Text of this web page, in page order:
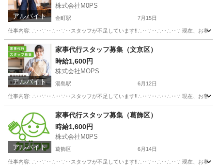
アルバイト
株式会社M0PS
金町駅 7月15日
仕事内容: ∴‥∵‥∴‥∵‥スタッフが不足しています!!∴‥∵‥∴‥∴‥∵ 現在、お客様から多
東京 葛飾区 金町駅 その他 スタッフ
アルバイト
家事代行スタッフ募集（文京区）
時給1,600円
株式会社MOPS
湯島駅 6月12日
仕事内容: ∴‥∵‥∴‥∵‥スタッフが不足しています!!∴‥∵‥∴‥∴‥∵ 現在、お客様から多
文京区 湯島駅 その他 スタッフ
アルバイト
家事代行スタッフ募集（葛飾区）
時給1,600円
株式会社M0PS
葛飾区 6月14日
仕事内容: ∴‥∵‥∴‥∵‥スタッフが不足しています!!∴‥∵‥∴‥∴‥∵ 現在、お客様から多